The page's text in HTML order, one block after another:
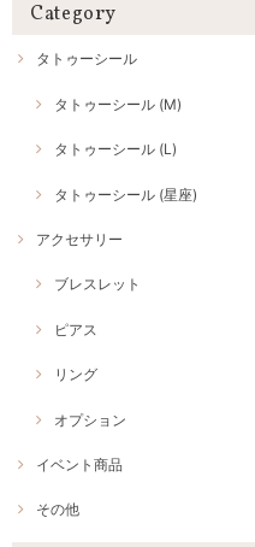
Category
タトゥーシール
タトゥーシール (M)
タトゥーシール (L)
タトゥーシール (星座)
アクセサリー
ブレスレット
ピアス
リング
オプション
イベント商品
その他